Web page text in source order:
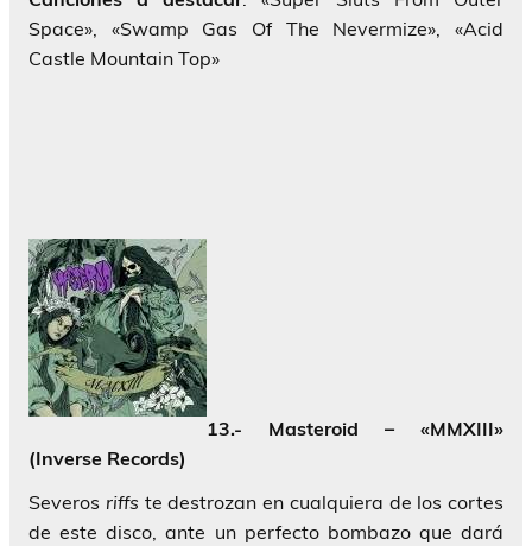
Space», «Swamp Gas Of The Nevermize», «Acid
Castle Mountain Top»
13.- Masteroid – «MMXIII»
(Inverse Records)
Severos riffs te destrozan en cualquiera de los cortes
de este disco, ante un perfecto bombazo que dará